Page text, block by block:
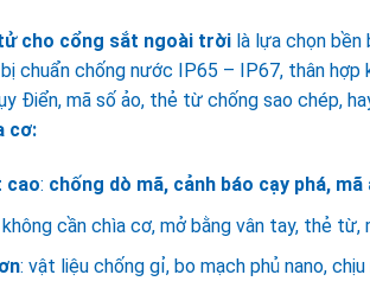
cho cổng sắt ngoài trời là lựa chọn bền
chuẩn chống nước IP65 – IP67, thân hợp
Điển, mã số ảo, thẻ từ chống sao chép,
cơ:
cao: chống dò mã, cảnh báo cạy phá,
cần chìa cơ, mở bằng vân tay, thẻ từ,
: vật liệu chống gỉ, bo mạch phủ nano,